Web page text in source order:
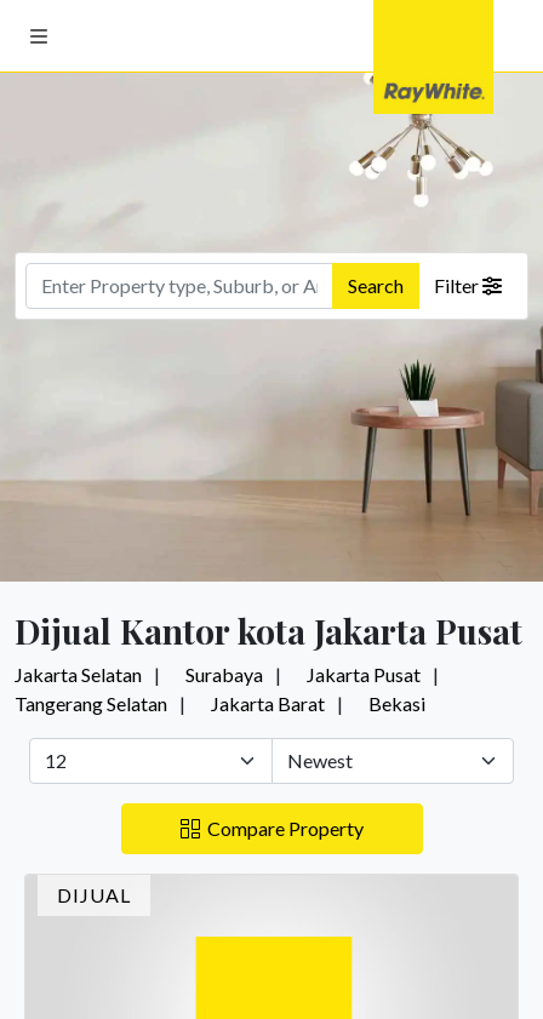
Search Filter
Dijual Kantor kota Jakarta Pusat
Jakarta Selatan Surabaya
Jakarta Pusat
Tangerang Selatan
Jakarta Barat Bekasi
Compare Property
DIJUAL